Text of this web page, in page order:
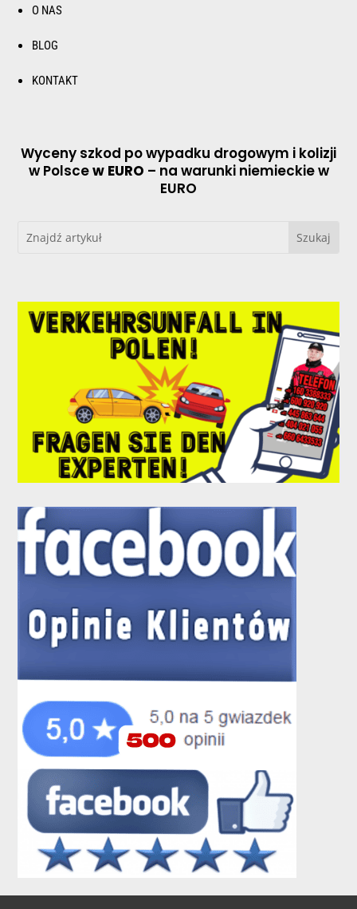
O NAS
BLOG
KONTAKT
Wyceny szkod po wypadku drogowym i kolizji
w Polscew EURO – na warunki niemieckie w
EURO